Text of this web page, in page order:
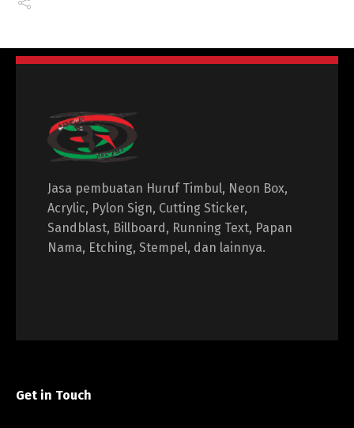
Jasa pembuatan Huruf Timbul, Neon Box,
Acrylic, Pylon Sign, Cutting Sticker,
Sandblast, Billboard, Running Text, Papan
Nama, Etching, Stempel, dan lainnya.
Get in Touch